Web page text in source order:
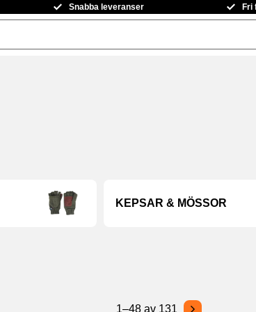
Snabba leveranser Fri
KEPSAR & MÖSSOR
1–48av 131